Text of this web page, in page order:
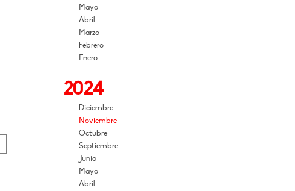
Mayo
Abril
Marzo
Febrero
Enero
2024
Diciembre
Noviembre
Octubre
Septiembre
Junio
Mayo
Abril